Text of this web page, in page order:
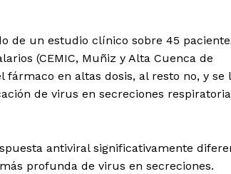
de un estudio clínico sobre 45
(CEMIC, Muñiz y Alta Cuenca de
en altas dosis, al resto no, y se
de virus en secreciones
antiviral significativamente
profunda de virus en secreciones.